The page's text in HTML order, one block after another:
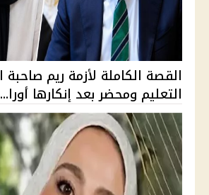
التعليم ومحضر بعد إنكارها أورا...